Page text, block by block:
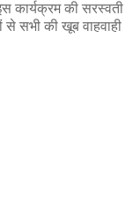
कार्यक्रम की सरस्वती
सभी की खूब वाहवाही